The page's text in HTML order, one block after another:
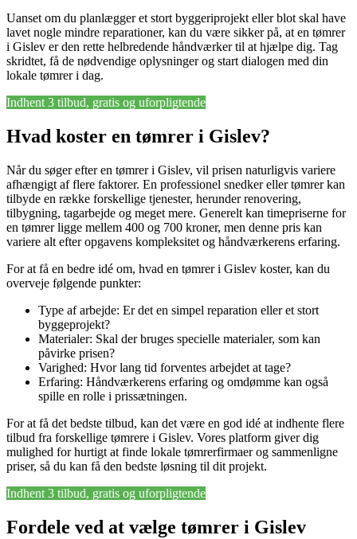
Uanset om du planlægger et stort byggeriprojekt eller blot skal have
lavet nogle mindre reparationer, kan du være sikker på, at en tømrer
i Gislev er den rette helbredende håndværker til at hjælpe dig. Tag
skridtet, få de nødvendige oplysninger og start dialogen med din
lokale tømrer i dag.
Indhent 3 tilbud, gratis og uforpligtende
Hvad koster en tømrer i Gislev?
Når du søger efter en tømrer i Gislev, vil prisen naturligvis variere
afhængigt af flere faktorer. En professionel snedker eller tømrer kan
tilbyde en række forskellige tjenester, herunder renovering,
tilbygning, tagarbejde og meget mere. Generelt kan timepriserne for
en tømrer ligge mellem 400 og 700 kroner, men denne pris kan
variere alt efter opgavens kompleksitet og håndværkerens erfaring.
For at få en bedre idé om, hvad en tømrer i Gislev koster, kan du
overveje følgende punkter:
Type af arbejde: Er det en simpel reparation eller et stort
byggeprojekt?
Materialer: Skal der bruges specielle materialer, som kan
påvirke prisen?
Varighed: Hvor lang tid forventes arbejdet at tage?
Erfaring: Håndværkerens erfaring og omdømme kan også
spille en rolle i prissætningen.
For at få det bedste tilbud, kan det være en god idé at indhente flere
tilbud fra forskellige tømrere i Gislev. Vores platform giver dig
mulighed for hurtigt at finde lokale tømrerfirmaer og sammenligne
priser, så du kan få den bedste løsning til dit projekt.
Indhent 3 tilbud, gratis og uforpligtende
Fordele ved at vælge tømrer i Gislev